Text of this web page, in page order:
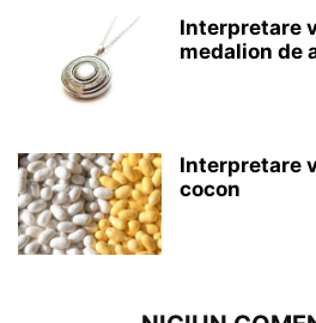
Interpretare
medalion de
Interpretare
cocon